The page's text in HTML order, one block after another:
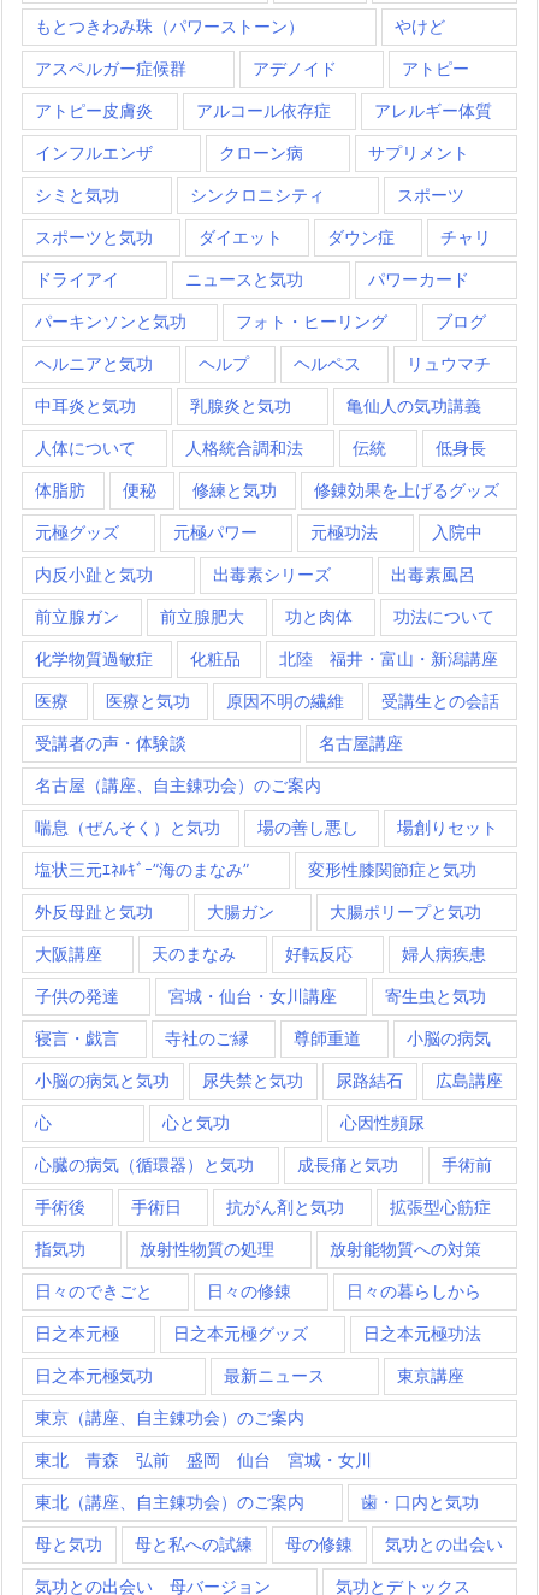
もとつきわみ珠（パワーストーン） やけど
アスペルガー症候群 アデノイド アトピー
アトピー皮膚炎 アルコール依存症 アレルギー体質
インフルエンザ クローン病 サプリメント
シミと気功 シンクロニシティ スポーツ
スポーツと気功 ダイエット ダウン症 チャリ
ドライアイ ニュースと気功 パワーカード
パーキンソンと気功 フォト・ヒーリング ブログ
ヘルニアと気功 ヘルプ ヘルペス リュウマチ
中耳炎と気功 乳腺炎と気功 亀仙人の気功講義
人体について 人格統合調和法 伝統 低身長
体脂肪 便秘 修練と気功 修錬効果を上げるグッズ
元極グッズ 元極パワー 元極功法 入院中
内反小趾と気功 出毒素シリーズ 出毒素風呂
前立腺ガン 前立腺肥大 功と肉体 功法について
化学物質過敏症 化粧品 北陸 福井・富山・新潟講座
医療 医療と気功 原因不明の繊維 受講生との会話
受講者の声・体験談 名古屋講座
名古屋（講座、自主錬功会）のご案内
喘息（ぜんそく）と気功 場の善し悪し 場創りセット
塩状三元ｴﾈﾙｷﾞｰ”海のまなみ” 変形性膝関節症と気功
外反母趾と気功 大腸ガン 大腸ポリープと気功
大阪講座 天のまなみ 好転反応 婦人病疾患
子供の発達 宮城・仙台・女川講座 寄生虫と気功
寝言・戯言 寺社のご縁 尊師重道 小脳の病気
小脳の病気と気功 尿失禁と気功 尿路結石 広島講座
心 心と気功 心因性頻尿
心臓の病気（循環器）と気功 成長痛と気功 手術前
手術後 手術日 抗がん剤と気功 拡張型心筋症
指気功 放射性物質の処理 放射能物質への対策
日々のできごと 日々の修錬 日々の暮らしから
日之本元極 日之本元極グッズ 日之本元極功法
日之本元極気功 最新ニュース 東京講座
東京（講座、自主錬功会）のご案内
東北 青森 弘前 盛岡 仙台 宮城・女川
東北（講座、自主錬功会）のご案内 歯・口内と気功
母と気功 母と私への試練 母の修錬 気功との出会い
気功との出会い 母バージョン 気功とデトックス